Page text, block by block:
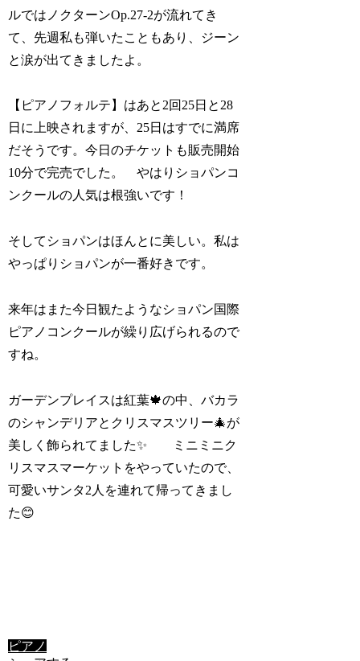
ルではノクターンOp.27-2が流れてき
て、先週私も弾いたこともあり、ジーン
と涙が出てきましたよ。
【ピアノフォルテ】はあと2回25日と28
日に上映されますが、25日はすでに満席
だそうです。今日のチケットも販売開始
10分で完売でした。 やはりショパンコ
ンクールの人気は根強いです！
そしてショパンはほんとに美しい。私は
やっぱりショパンが一番好きです。
来年はまた今日観たようなショパン国際
ピアノコンクールが繰り広げられるので
すね。
ガーデンプレイスは紅葉🍁の中、バカラ
のシャンデリアとクリスマスツリー🎄が
美しく飾られてました✨ ミニミニク
リスマスマーケットをやっていたので、
可愛いサンタ2人を連れて帰ってきまし
た😊
ピアノ